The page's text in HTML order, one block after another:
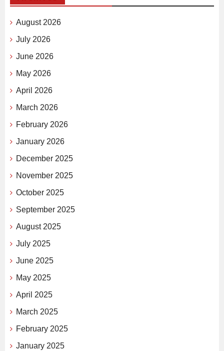
August 2026
July 2026
June 2026
May 2026
April 2026
March 2026
February 2026
January 2026
December 2025
November 2025
October 2025
September 2025
August 2025
July 2025
June 2025
May 2025
April 2025
March 2025
February 2025
January 2025